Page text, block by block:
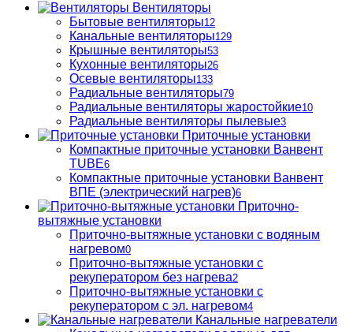
Вентиляторы
Бытовые вентиляторы12
Канальные вентиляторы129
Крышные вентиляторы53
Кухонные вентиляторы26
Осевые вентиляторы133
Радиальные вентиляторы79
Радиальные вентиляторы жаростойкие10
Радиальные вентиляторы пылевые3
Приточные установки
Компактные приточные установки Ванвент
TUBE6
Компактные приточные установки Ванвент
ВПЕ (электрический нагрев)6
Приточно-
вытяжные установки
Приточно-вытяжные установки с водяным
нагревом0
Приточно-вытяжные установки с
рекуператором без нагрева2
Приточно-вытяжные установки с
рекуператором с эл. нагревом4
Канальные нагреватели